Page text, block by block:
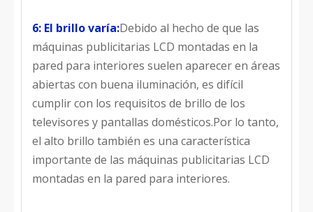
6: El brillo varía:Debido al hecho de que las
máquinas publicitarias LCD montadas en la
pared para interiores suelen aparecer en áreas
abiertas con buena iluminación, es difícil
cumplir con los requisitos de brillo de los
televisores y pantallas domésticos.Por lo tanto,
el alto brillo también es una característica
importante de las máquinas publicitarias LCD
montadas en la pared para interiores.